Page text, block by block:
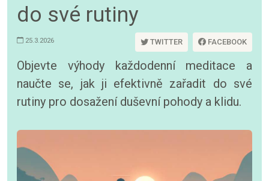
do své rutiny
25.3.2026 TWITTER FACEBOOK
Objevte výhody každodenní meditace a
naučte se, jak ji efektivně zařadit do své
rutiny pro dosažení duševní pohody a klidu.